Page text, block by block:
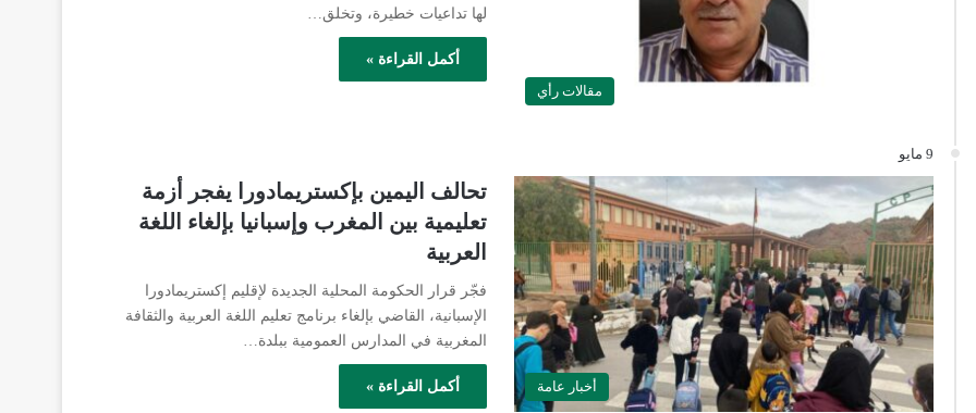
مقالات رأي
لها تداعيات خطيرة، وتخلق…
أكمل القراءة »
9 مايو
أخبار عامة
تحالف اليمين بإكستريمادورا يفجر أزمة
تعليمية بين المغرب وإسبانيا بإلغاء اللغة
العربية
فجّر قرار الحكومة المحلية الجديدة لإقليم إكستريمادورا
الإسبانية، القاضي بإلغاء برنامج تعليم اللغة العربية والثقافة
المغربية في المدارس العمومية ببلدة…
أكمل القراءة »